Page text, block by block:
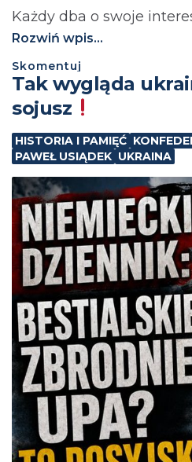
Każdy dba o swoje
Rozwiń wpis...
Skomentuj
Tak wygląda
sojusz
HISTORIA I PAMIĘĆ
PAWEŁ USIĄDEK UKRAINA